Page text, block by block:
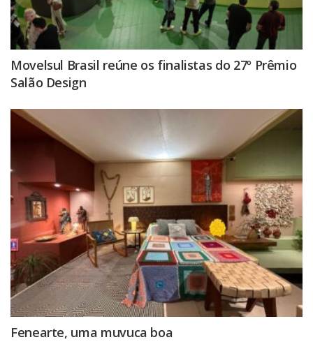
Movelsul Brasil reúne os finalistas do 27º Prêmio
Salão Design
Fenearte, uma muvuca boa